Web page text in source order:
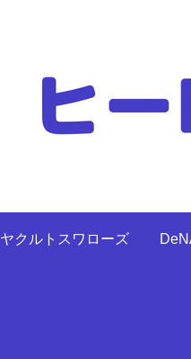
ヤクルトスワローズ